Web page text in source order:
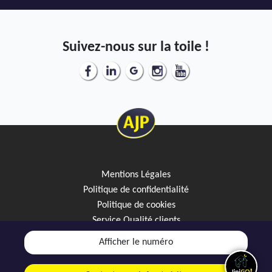
Afficher le numéro
Suivez-nous sur la toile !
Mentions Légales
Politique de confidentialité
Politique de cookies
Service Qualité clients
Créez votre alerte mail